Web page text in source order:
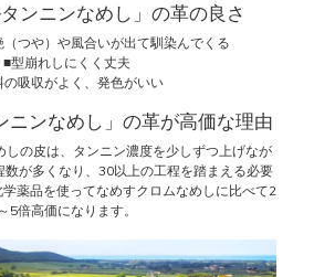
タンニンなめし」の革の良さ
つや）や風合いが出て馴染んでくる
■型崩れしにくく丈夫
の吸収がよく、発色がいい
ニンなめし」の革が高価な理由
しの皮は、タンニン濃度を少しずつ上げなが
数が多くなり、30以上の工程を踏まえる必要
薬品を使ってなめすクロムなめしに比べて2
～5倍高価になります。